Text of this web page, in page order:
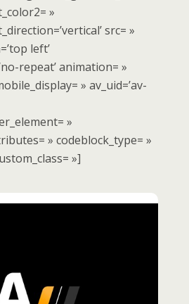
»
src= »
left’
repeat’ animation= »
» av_uid=’av-
»
» codeblock_type= »
»]